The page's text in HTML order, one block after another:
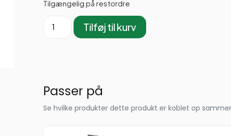
Tilgængelig på restordre
Tilføj til kurv
Passer på
Se hvilke produkter dette produkt er koblet op